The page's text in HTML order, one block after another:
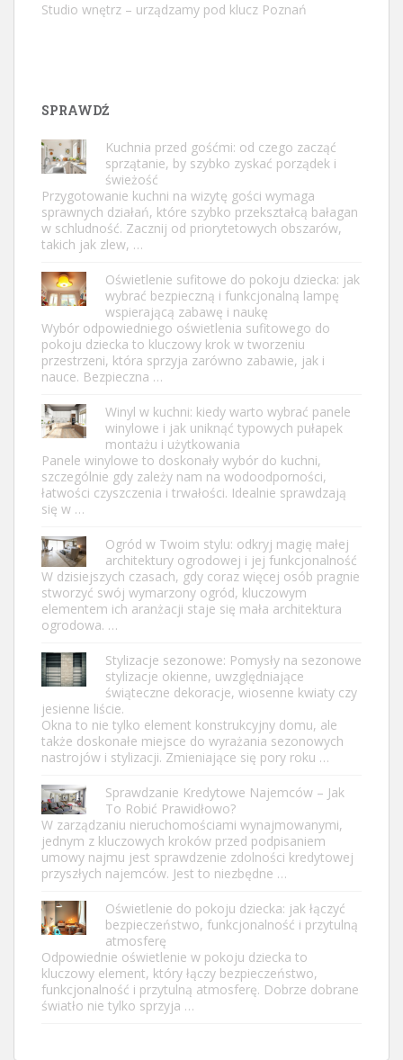
Studio wnętrz – urządzamy pod klucz Poznań
SPRAWDŹ
Kuchnia przed gośćmi: od czego zacząć
sprzątanie, by szybko zyskać porządek i
świeżość
Przygotowanie kuchni na wizytę gości wymaga
sprawnych działań, które szybko przekształcą bałagan
w schludność. Zacznij od priorytetowych obszarów,
takich jak zlew, …
Oświetlenie sufitowe do pokoju dziecka: jak
wybrać bezpieczną i funkcjonalną lampę
wspierającą zabawę i naukę
Wybór odpowiedniego oświetlenia sufitowego do
pokoju dziecka to kluczowy krok w tworzeniu
przestrzeni, która sprzyja zarówno zabawie, jak i
nauce. Bezpieczna …
Winyl w kuchni: kiedy warto wybrać panele
winylowe i jak uniknąć typowych pułapek
montażu i użytkowania
Panele winylowe to doskonały wybór do kuchni,
szczególnie gdy zależy nam na wodoodporności,
łatwości czyszczenia i trwałości. Idealnie sprawdzają
się w …
Ogród w Twoim stylu: odkryj magię małej
architektury ogrodowej i jej funkcjonalność
W dzisiejszych czasach, gdy coraz więcej osób pragnie
stworzyć swój wymarzony ogród, kluczowym
elementem ich aranżacji staje się mała architektura
ogrodowa. …
Stylizacje sezonowe: Pomysły na sezonowe
stylizacje okienne, uwzględniające
świąteczne dekoracje, wiosenne kwiaty czy
jesienne liście.
Okna to nie tylko element konstrukcyjny domu, ale
także doskonałe miejsce do wyrażania sezonowych
nastrojów i stylizacji. Zmieniające się pory roku …
Sprawdzanie Kredytowe Najemców – Jak
To Robić Prawidłowo?
W zarządzaniu nieruchomościami wynajmowanymi,
jednym z kluczowych kroków przed podpisaniem
umowy najmu jest sprawdzenie zdolności kredytowej
przyszłych najemców. Jest to niezbędne …
Oświetlenie do pokoju dziecka: jak łączyć
bezpieczeństwo, funkcjonalność i przytulną
atmosferę
Odpowiednie oświetlenie w pokoju dziecka to
kluczowy element, który łączy bezpieczeństwo,
funkcjonalność i przytulną atmosferę. Dobrze dobrane
światło nie tylko sprzyja …